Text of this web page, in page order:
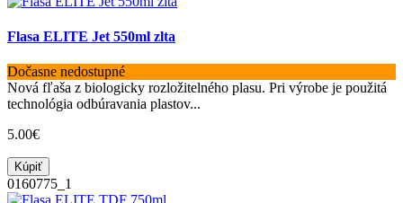
Flasa ELITE Jet 550ml zlta
Dočasne nedostupné
Nová fľaša z biologicky rozložitelného plasu. Pri výrobe je použitá
technológia odbúravania plastov...
5.00€
Kúpiť
0160775_1